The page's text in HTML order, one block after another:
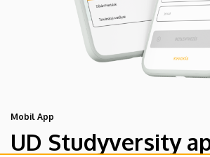
Mobil App
UD Studyversity